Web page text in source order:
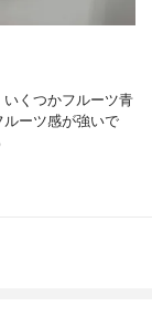
くつかフルーツ青
ーツ感が強いで